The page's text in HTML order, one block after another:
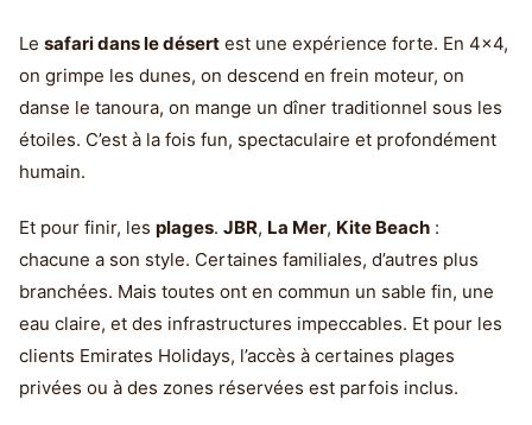
Le safari dans le désert est une expérience forte. En 4x4,
on grimpe les dunes, on descend en frein moteur, on
danse le tanoura, on mange un dîner traditionnel sous les
étoiles. C’est à la fois fun, spectaculaire et profondément
humain.
Et pour finir, les plages. JBR, La Mer, Kite Beach :
chacune a son style. Certaines familiales, d’autres plus
branchées. Mais toutes ont en commun un sable fin, une
eau claire, et des infrastructures impeccables. Et pour les
clients Emirates Holidays, l’accès à certaines plages
privées ou à des zones réservées est parfois inclus.